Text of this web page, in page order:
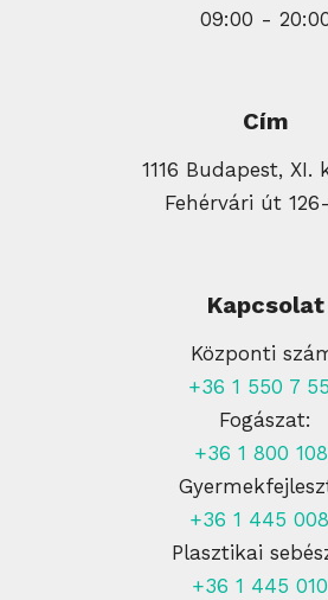
09:00 -
Cím
1116 Budapest, XI.
Fehérvári út
Kapcsolat
Központi
+36 1 550 7
Fogászat:
+36 1 800
+36 1 445
Plasztikai
+36 1 445